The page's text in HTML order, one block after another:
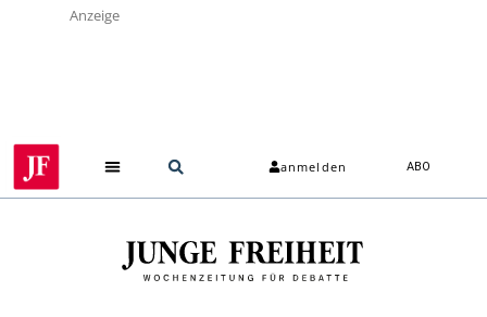
Anzeige
anmelden ABO